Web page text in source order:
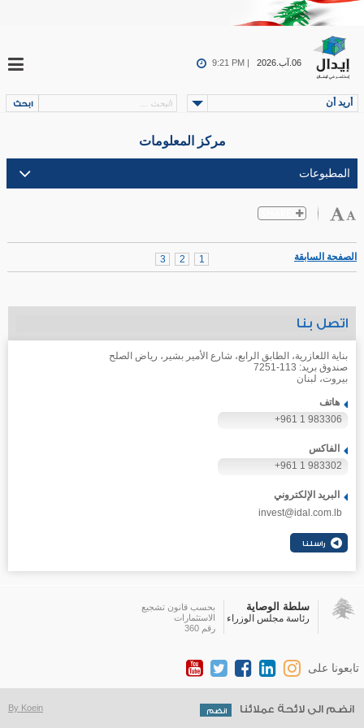
06.آب.2026 9:21 PM |
أريد أن
مركز المعلومات
1
2
3 الصفحة السابقة
اتصل بنا
بناية اللعازرية، الطابق الرابع، شارع الأمير بشير، رياض الصلح
صندوق بريد: 113-7251
بيروت، لبنان
هاتف
+961 1 983306
الفاكس
+961 1 983302
البريد الإلكتروني
invest@idal.com.lb
سلطة الوصاية
رئاسة مجلس الوزراء
بحسب قانون تشجيع
الاستثمارات
رقم 360
By Koein انضم الى لائحة عملائنا
تابعونا على